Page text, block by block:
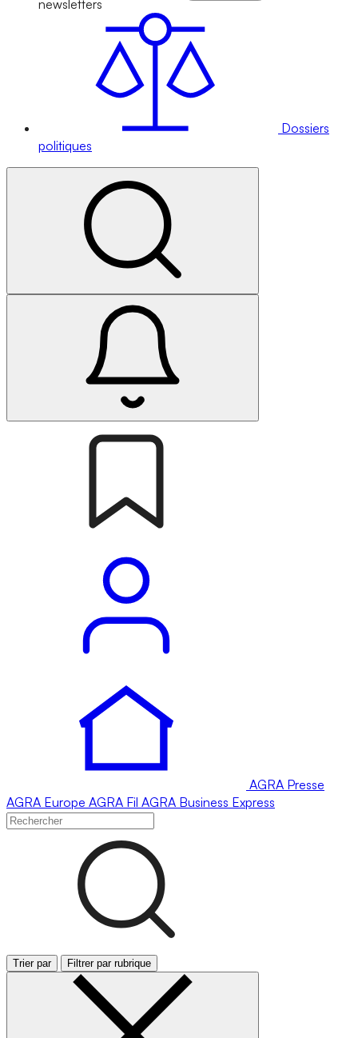
newsletters
Dossiers
politiques
AGRA Presse
AGRA Europe AGRA Fil AGRA Business Express
Trier par Filtrer par rubrique